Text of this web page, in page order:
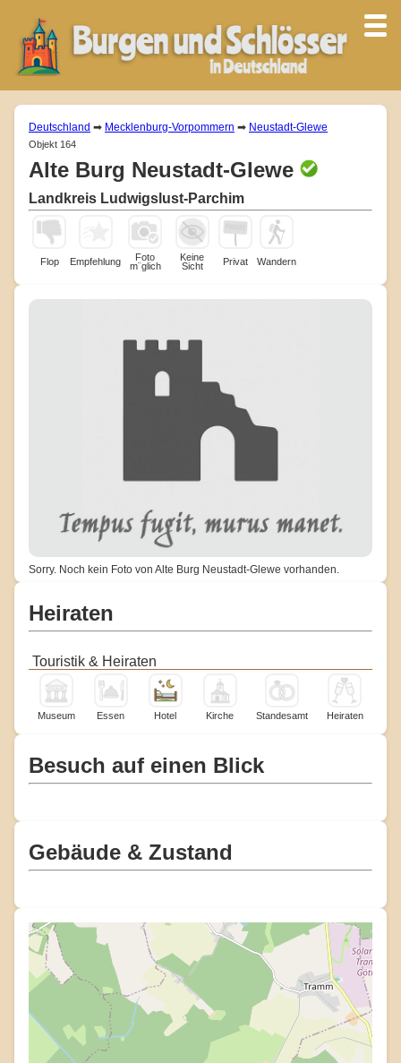
Deutschland ➡ Mecklenburg-Vorpommern ➡ Neustadt-Glewe
Objekt 164
Alte Burg Neustadt-Glewe
Landkreis Ludwigslust-Parchim
Flop Empfehlung
Foto
m¨glich
Keine
Sicht
Privat Wandern
Sorry. Noch kein Foto von Alte Burg Neustadt-Glewe vorhanden.
Heiraten
Touristik & Heiraten
Museum Essen Hotel Kirche Standesamt Heiraten
Besuch auf einen Blick
Gebäude & Zustand